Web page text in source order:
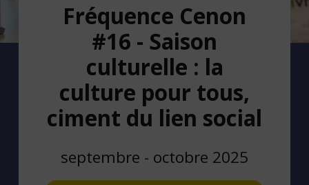
Fréquence Cenon
#16 - Saison
culturelle : la
culture pour tous,
ciment du lien social
septembre - octobre 2025